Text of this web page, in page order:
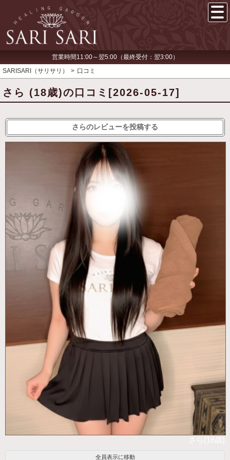
営業時間11:00～翌5:00（最終受付：翌3:00）
SARISARI（サリサリ）
口コミ
さら (18歳)の口コミ[2026-05-17]
さらのレビューを投稿する
全員表示に移動